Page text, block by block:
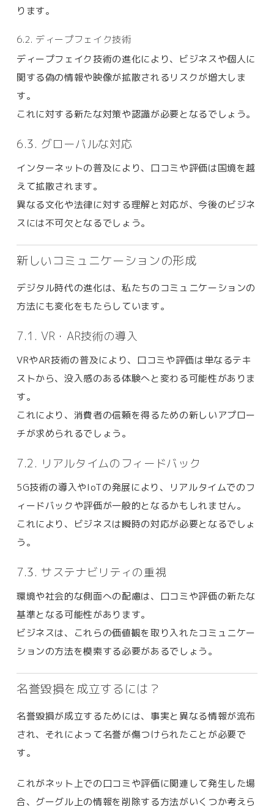
ります。
6.2. ディープフェイク技術
ディープフェイク技術の進化により、ビジネスや個人に
関する偽の情報や映像が拡散されるリスクが増大しま
す。
これに対する新たな対策や認識が必要となるでしょう。
6.3. グローバルな対応
インターネットの普及により、口コミや評価は国境を越
えて拡散されます。
異なる文化や法律に対する理解と対応が、今後のビジネ
スには不可欠となるでしょう。
新しいコミュニケーションの形成
デジタル時代の進化は、私たちのコミュニケーションの
方法にも変化をもたらしています。
7.1. VR・AR技術の導入
VRやAR技術の普及により、口コミや評価は単なるテキ
ストから、没入感のある体験へと変わる可能性がありま
す。
これにより、消費者の信頼を得るための新しいアプロー
チが求められるでしょう。
7.2. リアルタイムのフィードバック
5G技術の導入やIoTの発展により、リアルタイムでのフ
ィードバックや評価が一般的となるかもしれません。
これにより、ビジネスは瞬時の対応が必要となるでしょ
う。
7.3. サステナビリティの重視
環境や社会的な側面への配慮は、口コミや評価の新たな
基準となる可能性があります。
ビジネスは、これらの価値観を取り入れたコミュニケー
ションの方法を模索する必要があるでしょう。
名誉毀損を成立するには？
名誉毀損が成立するためには、事実と異なる情報が流布
され、それによって名誉が傷つけられたことが必要で
す。
これがネット上での口コミや評価に関連して発生した場
合、グーグル上の情報を削除する方法がいくつか考えら